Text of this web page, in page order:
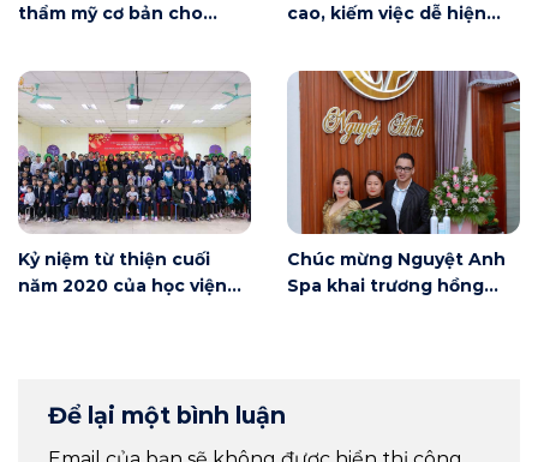
thẩm mỹ cơ bản cho
Nội
cao, kiếm việc dễ hiện
Kỷ niệm từ thiện cuối
năm 2020 của học viện
Chúc mừng Nguyệt Anh
Spa khai trương hồng
Để lại một bình luận